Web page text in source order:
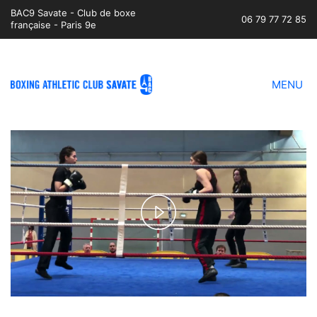
BAC9 Savate - Club de boxe
française - Paris 9e
06 79 77 72 85
MENU
Play
Video